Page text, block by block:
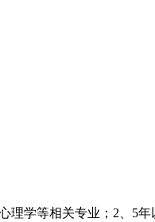
理学等相关专业；2、5